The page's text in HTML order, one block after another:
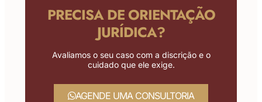
PRECISA DE ORIENTAÇÃO
JURÍDICA?
Avaliamos o seu caso com a discrição e o
cuidado que ele exige.
AGENDE UMA CONSULTORIA